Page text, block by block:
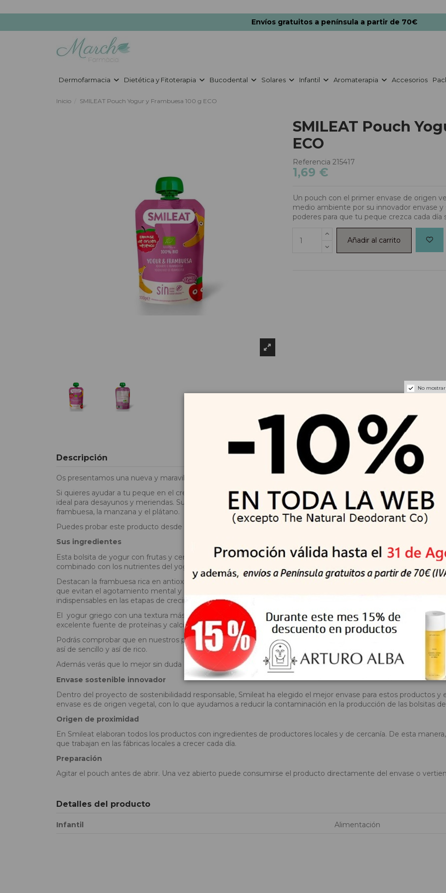
Envíos gratuitos a península a partir de 70€
Dermofarmacia Dietética y Fitoterapia Bucodental Solares Infantil Aromaterapia Accesorios
Inicio SMILEAT Pouch Yogur y Frambuesa 100 g ECO
SMILEAT Pouch
ECO
Referencia 215417
1,69 €
Un pouch con el primer envase de origen
medio ambiente por su innovador envase
poderes para que tu peque crezca cada día
Añadir al carrito
Descripción
Os presentamos una nueva y maravillosa combinación cremosa y suave de yogur griego con frambuesa,
Si quieres ayudar a tu peque en el crecimiento cada día y con ingredientes ecológicos, prueba esta mezcla de
ideal para desayunos y meriendas. Sus ingredientes ayudarán a tu peque a crecer con huesos sanos y fuerte,
frambuesa, la manzana y el plátano.
Puedes probar este producto desde los 12 meses, le encantará probar nuestra mezcla de frutas y yogur griego.
Sus ingredientes
Esta bolsita de yogur con frutas y cereales, contiene todos los beneficios de la mezcla de frutas variadas y
combinado con los nutrientes del yogur y la fibra y efecto saciante del arroz, un cereal sin gluten.
Destacan la frambuesa rica en antioxidantes naturales, fibra soluble, calcio, ácido fólico y vitamina C, además de
que evitan el agotamiento mental y refuerzan la memoria. Estas frutas, junto con el plátano, aportan un alto
indispensables en las etapas de crecimiento.
El yogur griego con una textura más cremosa y su sabor más agradable hace que este pouch tenga un sabor y
excelente fuente de proteínas y calcio, así como de vitamina B12 y yodo.
Podrás comprobar que en nuestros productos solamente hay fruta, yogur y nuestro cereal, no incluimos
así de sencillo y así de rico.
Además verás que lo mejor sin duda es su sabor, ¡a los peques les encanta!
Envase sostenible innovador
Dentro del proyecto de sostenibilidadd responsable, Smileat ha elegido el mejor envase para estos productos
envase es de origen vegetal, con lo que ayudamos a reducir la contaminación en la producción de las bolsitas
Origen de proximidad
En Smileat elaboran todos los productos con ingredientes de productores locales y de cercanía. De esta
que trabajan en las fábricas locales a crecer cada día.
Preparación
Agitar el pouch antes de abrir. Una vez abierto puede consumirse el producto directamente del envase o
Detalles del producto
Infantil Alimentación
No